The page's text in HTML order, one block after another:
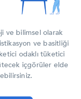
ve bilimsel olarak
ve basitliği
odaklı tüketici
içgörüler elde